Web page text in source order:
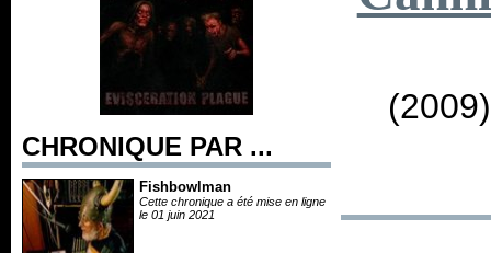
CHRONIQUE PAR ...
Fishbowlman
Cette chronique a été mise en ligne
le 01 juin 2021